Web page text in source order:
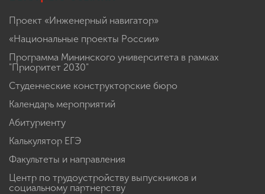
Проект «Инженерный навигатор»
«Национальные проекты России»
Программа Мининского университета в рамках
"Приоритет 2030"
Студенческие конструкторские бюро
Календарь мероприятий
Абитуриенту
Калькулятор ЕГЭ
Факультеты и направления
Центр по трудоустройству выпускников и
социальному партнерству